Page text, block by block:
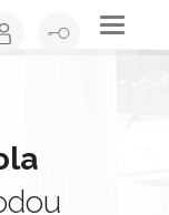
Toggle